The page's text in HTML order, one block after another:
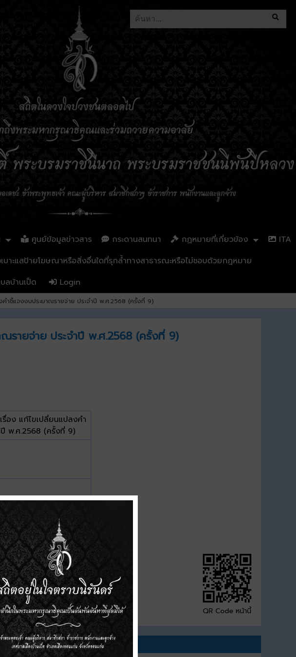
ศูนย์ข้อมูลข่าวสาร กระดานสนทนา กฏหมายที่เกี่ยวข้อง
ITA
บาะแสป้ายโฆษณาหรือสิ่งอื่นใดที่รุกล้ำทางสาธารณะหรือไม่ชอบด้วยกฎหมาย
บ้านเป็ด Login
คำชี้แจงงบประมาณรายจ่าย ประจำปี พ.ศ.2568 (ครั้งที่ 9)
ณรายจ่าย ประจำปี พ.ศ.2568 (ครั้งที่ 9)
รื่อง แก้ไขเปลี่ยนแปลงคำ
พ.ศ.2568 (ครั้งที่ 9)
QR Code หน้านี้